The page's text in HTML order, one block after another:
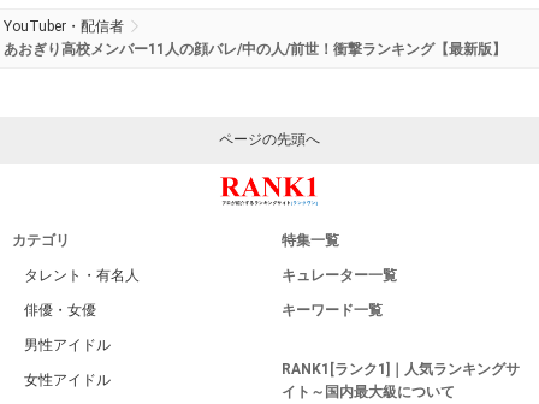
YouTuber・配信者
あおぎり高校メンバー11人の顔バレ/中の人/前世！衝撃ランキング【最新版】
ページの先頭へ
カテゴリ
タレント・有名人
俳優・女優
男性アイドル
女性アイドル
特集一覧
キュレーター一覧
キーワード一覧
RANK1[ランク1]｜人気ランキングサ
イト～国内最大級について